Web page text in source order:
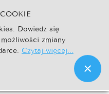
Go
Dowiedz się
zmiany
Czytaj więcej...